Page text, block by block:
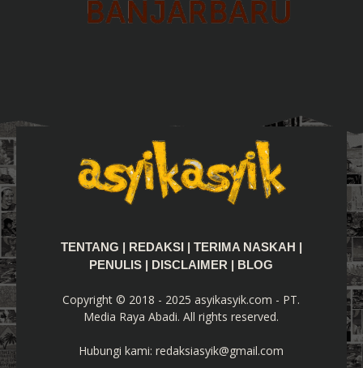
TENTANG REDAKSI TERIMA NASKAH
PENULIS
DISCLAIMER BLOG
Copyright © 2018 - 2025 asyikasyik.com - PT.
Media Raya Abadi. All rights reserved.
Hubungi kami:redaksiasyik@gmail.com